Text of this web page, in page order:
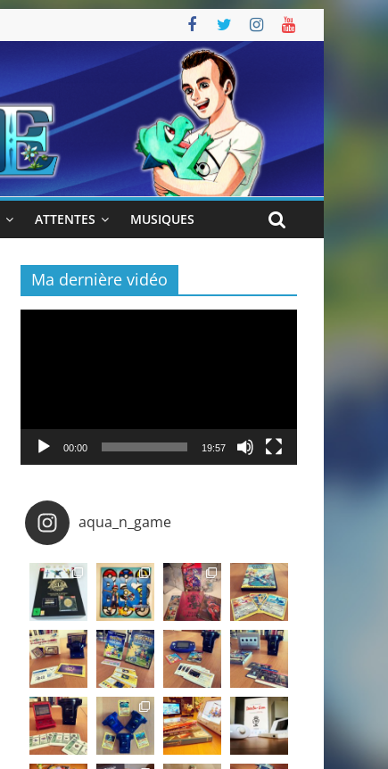
ATTENTES MUSIQUES
Ma dernière vidéo
00:00 19:57
aqua_n_game